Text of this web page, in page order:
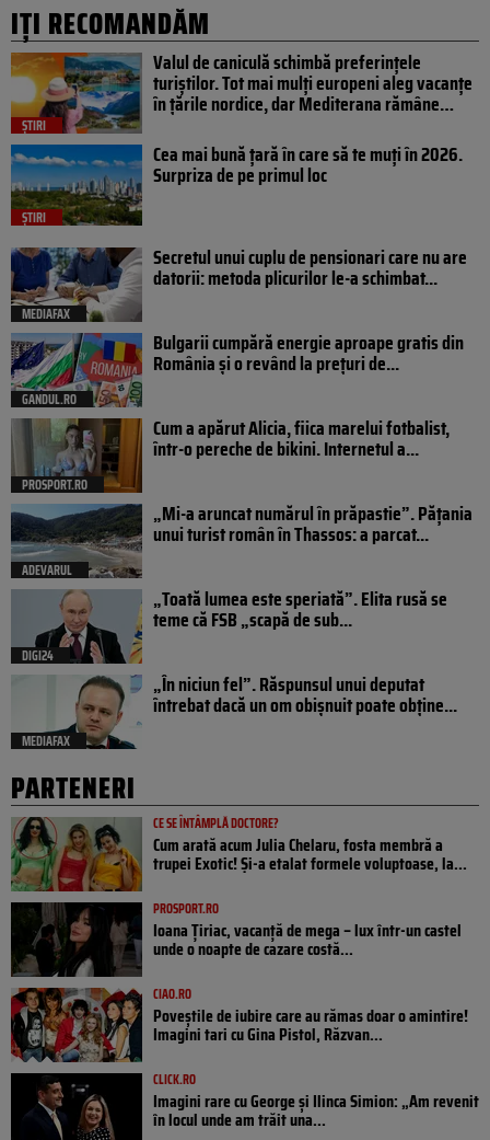
IȚI RECOMANDĂM
ȘTIRI
Valul de caniculă schimbă preferințele
turiștilor. Tot mai mulți europeni aleg vacanțe
în țările nordice, dar Mediterana rămâne…
ȘTIRI
Cea mai bună țară în care să te muți în 2026.
Surpriza de pe primul loc
MEDIAFAX
Secretul unui cuplu de pensionari care nu are
datorii: metoda plicurilor le-a schimbat...
GANDUL.RO
Bulgarii cumpără energie aproape gratis din
România și o revând la prețuri de...
PROSPORT.RO
Cum a apărut Alicia, fiica marelui fotbalist,
într-o pereche de bikini. Internetul a...
ADEVARUL
„Mi-a aruncat numărul în prăpastie”. Pățania
unui turist român în Thassos: a parcat...
DIGI24
„Toată lumea este speriată”. Elita rusă se
teme că FSB „scapă de sub...
MEDIAFAX
„În niciun fel”. Răspunsul unui deputat
întrebat dacă un om obișnuit poate obține...
PARTENERI
CE SE ÎNTÂMPLĂ DOCTORE?
Cum arată acum Julia Chelaru, fosta membră a
trupei Exotic! Și-a etalat formele voluptoase, la...
PROSPORT.RO
Ioana Țiriac, vacanță de mega – lux într-un castel
unde o noapte de cazare costă...
CIAO.RO
Poveştile de iubire care au rămas doar o amintire!
Imagini tari cu Gina Pistol, Răzvan...
CLICK.RO
Imagini rare cu George și Ilinca Simion: „Am revenit
în locul unde am trăit una...